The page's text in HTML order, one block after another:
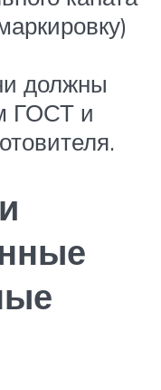
должны
ГОСТ и